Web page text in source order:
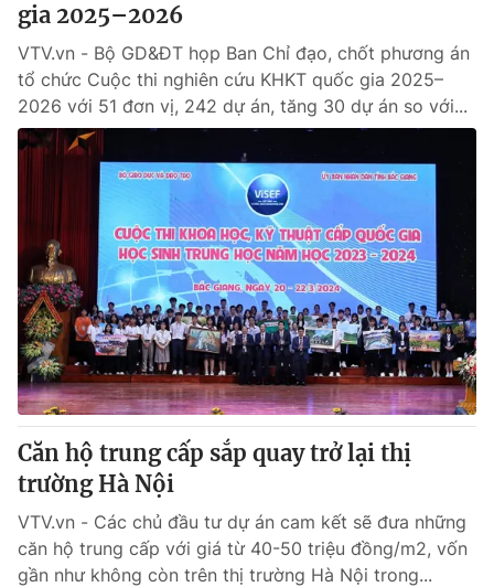
Tổng đài VTV:024.38 355 931 - 024.38 355 932
Ðiện thoại Thời báo VTV:
024.66 897 897
Email:toasoan@vtv.vn
Liên hệ quảng cáo: 024-7300.7108
® Cấm sao chép dưới mọi hình thức nếu không có sự chấp
thuận bằng văn bản. Ghi rõ nguồn VTV.vn khi phát hành lại
thông tin từ website này.
gia 2025–2026
VTV.vn - Bộ GD&ĐT họp Ban Chỉ đạo, chốt phương án
tổ chức Cuộc thi nghiên cứu KHKT quốc gia 2025–
2026 với 51 đơn vị, 242 dự án, tăng 30 dự án so với...
Căn hộ trung cấp sắp quay trở lại thị
trường Hà Nội
VTV.vn - Các chủ đầu tư dự án cam kết sẽ đưa những
căn hộ trung cấp với giá từ 40-50 triệu đồng/m2, vốn
gần như không còn trên thị trường Hà Nội trong...